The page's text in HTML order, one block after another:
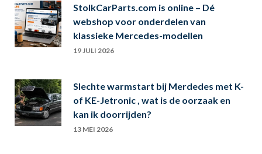
StolkCarParts.com is online – Dé
webshop voor onderdelen van
klassieke Mercedes-modellen
19 JULI 2026
Slechte warmstart bij Merdedes met K-
of KE-Jetronic , wat is de oorzaak en
kan ik doorrijden?
13 MEI 2026